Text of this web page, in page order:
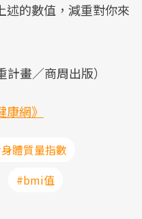
述的數值，減重對你來
計畫／商周出版）
康網》
體質量指數
#bmi值